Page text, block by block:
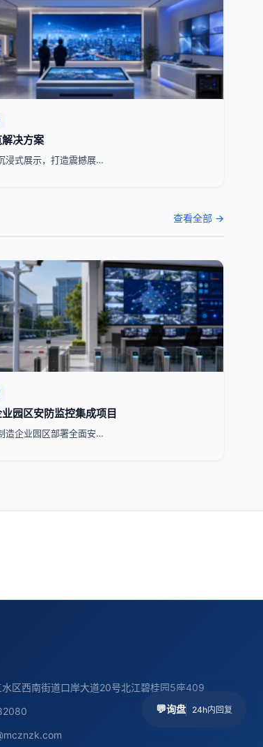
决方案
浸式展示，打造震撼展…
查看全部 →
园区安防监控集成项目
造企业园区部署全面安…
水区西南街道口岸大道20号北江碧桂园5座409
💬询盘 24h内回复